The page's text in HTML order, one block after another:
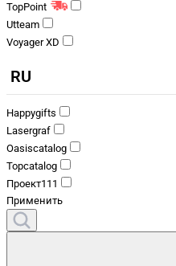
TopPoint
Utteam
Voyager XD
RU
Happygifts
Lasergraf
Oasiscatalog
Topcatalog
Проект111
Применить